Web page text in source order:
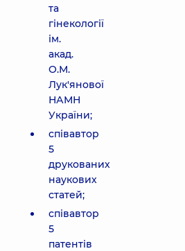
та
гінекології
ім.
акад.
О.М.
Лук'янової
НАМН
України;
співавтор
5
друкованих
наукових
статей;
співавтор
5
патентів